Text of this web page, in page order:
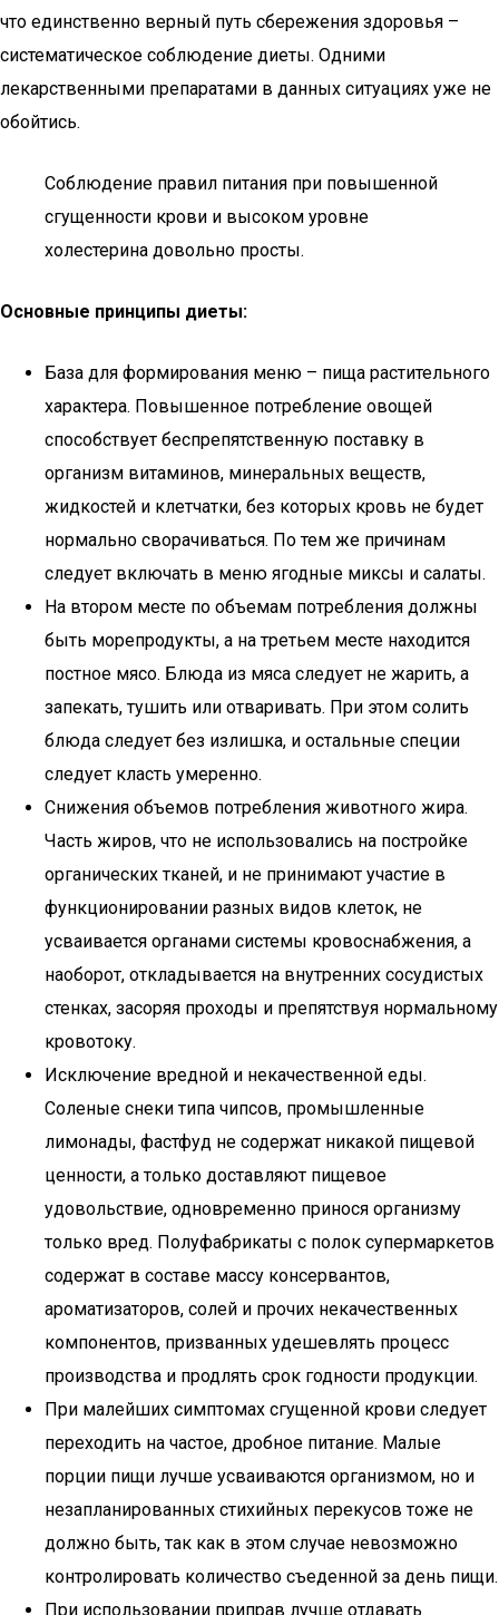
что единственно верный путь сбережения здоровья –
систематическое соблюдение диеты. Одними
лекарственными препаратами в данных ситуациях уже не
обойтись.
Соблюдение правил питания при повышенной
сгущенности крови и высоком уровне
холестерина довольно просты.
Основные принципы диеты:
База для формирования меню – пища растительного
характера. Повышенное потребление овощей
способствует беспрепятственную поставку в
организм витаминов, минеральных веществ,
жидкостей и клетчатки, без которых кровь не будет
нормально сворачиваться. По тем же причинам
следует включать в меню ягодные миксы и салаты.
На втором месте по объемам потребления должны
быть морепродукты, а на третьем месте находится
постное мясо. Блюда из мяса следует не жарить, а
запекать, тушить или отваривать. При этом солить
блюда следует без излишка, и остальные специи
следует класть умеренно.
Снижения объемов потребления животного жира.
Часть жиров, что не использовались на постройке
органических тканей, и не принимают участие в
функционировании разных видов клеток, не
усваивается органами системы кровоснабжения, а
наоборот, откладывается на внутренних сосудистых
стенках, засоряя проходы и препятствуя нормальному
кровотоку.
Исключение вредной и некачественной еды.
Соленые снеки типа чипсов, промышленные
лимонады, фастфуд не содержат никакой пищевой
ценности, а только доставляют пищевое
удовольствие, одновременно принося организму
только вред. Полуфабрикаты с полок супермаркетов
содержат в составе массу консервантов,
ароматизаторов, солей и прочих некачественных
компонентов, призванных удешевлять процесс
производства и продлять срок годности продукции.
При малейших симптомах сгущенной крови следует
переходить на частое, дробное питание. Малые
порции пищи лучше усваиваются организмом, но и
незапланированных стихийных перекусов тоже не
должно быть, так как в этом случае невозможно
контролировать количество съеденной за день пищи.
При использовании приправ лучше отдавать